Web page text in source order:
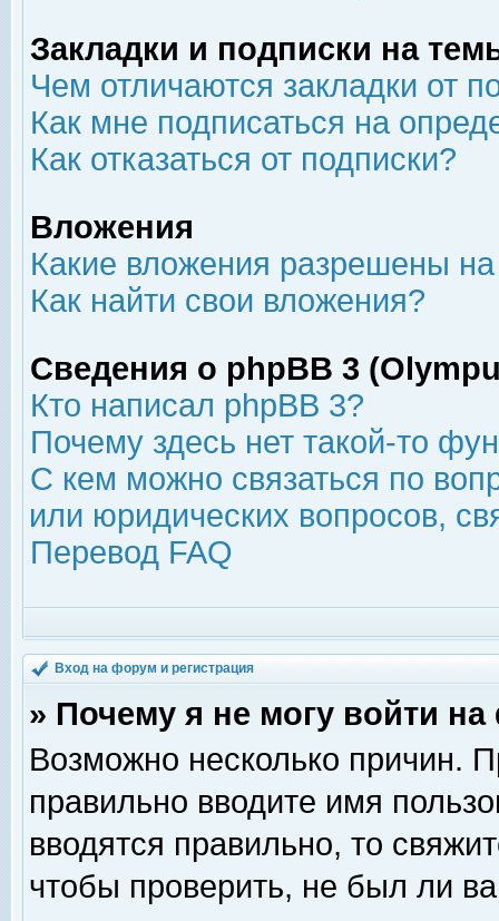
Закладки и подписки на
Чем отличаются закладки от
Как мне подписаться на
Как отказаться от подписки?
Вложения
Какие вложения разрешены
Как найти свои вложения?
Сведения о phpBB 3
Кто написал phpBB 3?
Почему здесь нет такой-то
С кем можно связаться по
или юридических вопросов,
Перевод FAQ
Вход на форум и регистрация
» Почему я не могу войти
Возможно несколько причин.
правильно вводите имя
вводятся правильно, то
чтобы проверить, не был ли